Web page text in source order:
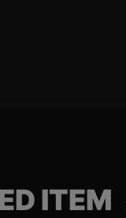
ITEM